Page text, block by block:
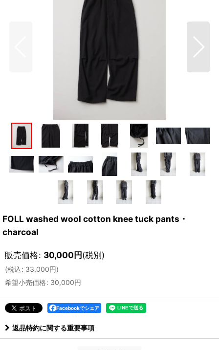
FOLL washed wool cotton knee tuck pants・
charcoal
販売価格: 30,000円(税別)
(税込: 33,000円)
希望小売価格: 30,000円
Facebookでシェア
返品特約に関する重要事項